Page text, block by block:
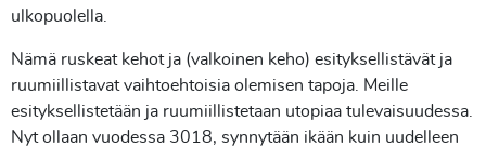
ulkopuolella.
Nämä ruskeat kehot ja (valkoinen keho) esityksellistävät ja
ruumiillistavat vaihtoehtoisia olemisen tapoja. Meille
esityksellistetään ja ruumiillistetaan utopiaa tulevaisuudessa.
Nyt ollaan vuodessa 3018, synnytään ikään kuin uudelleen